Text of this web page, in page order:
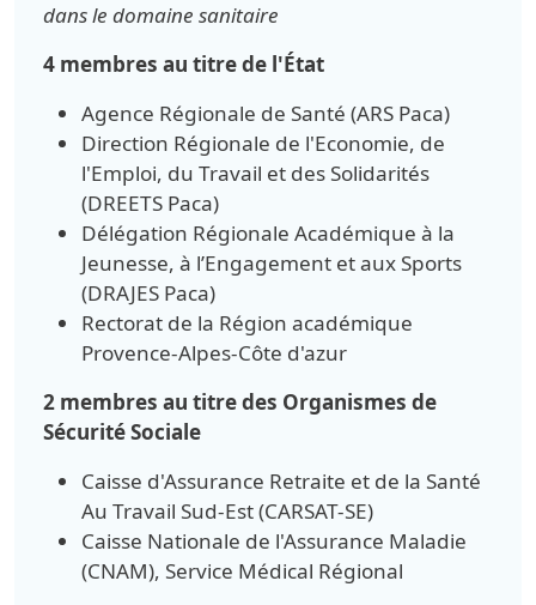
dans le domaine sanitaire
4 membres au titre de l'État
Agence Régionale de Santé (ARS Paca)
Direction Régionale de l'Economie, de
l'Emploi, du Travail et des Solidarités
(DREETS Paca)
Délégation Régionale Académique à la
Jeunesse, à l’Engagement et aux Sports
(DRAJES Paca)
Rectorat de la Région académique
Provence-Alpes-Côte d'azur
2 membres au titre des Organismes de
Sécurité Sociale
Caisse d'Assurance Retraite et de la Santé
Au Travail Sud-Est (CARSAT-SE)
Caisse Nationale de l'Assurance Maladie
(CNAM), Service Médical Régional